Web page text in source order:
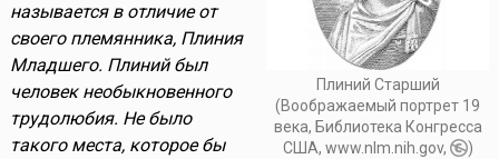
Плиний Старший
(Воображаемый портрет 19
века, Библиотека Конгресса
США, www.nlm.nih.gov,
)
называется в отличие от
своего племянника, Плиния
Младшего. Плиний был
человек необыкновенного
трудолюбия. Не было
такого места, которое бы